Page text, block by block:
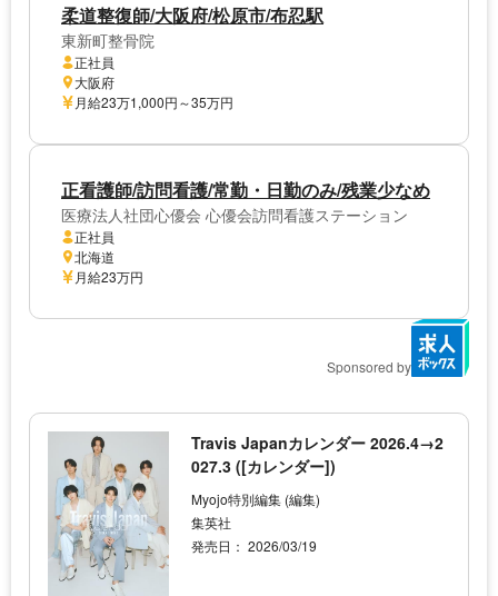
柔道整復師/大阪府/松原市/布忍駅
東新町整骨院
正社員
大阪府
月給23万1,000円～35万円
正看護師/訪問看護/常勤・日勤のみ/残業少なめ
医療法人社団心優会 心優会訪問看護ステーション
正社員
北海道
月給23万円
Sponsored by
Travis Japanカレンダー 2026.4→2
027.3 ([カレンダー])
Myojo特別編集 (編集)
集英社
発売日： 2026/03/19